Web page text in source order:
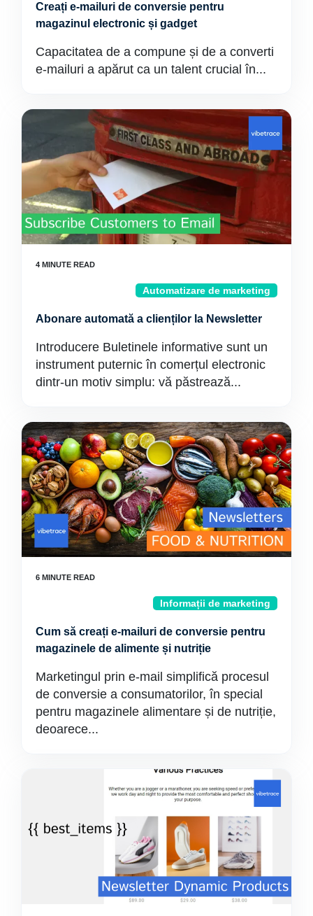
Creați e-mailuri de conversie pentru
magazinul electronic și gadget
Capacitatea de a compune și de a converti
e-mailuri a apărut ca un talent crucial în...
Automatizare de marketing
Abonare automată a clienților la Newsletter
Introducere Buletinele informative sunt un
instrument puternic în comerțul electronic
dintr-un motiv simplu: vă păstrează...
Informații de marketing
Cum să creați e-mailuri de conversie pentru
magazinele de alimente și nutriție
Marketingul prin e-mail simplifică procesul
de conversie a consumatorilor, în special
pentru magazinele alimentare și de nutriție,
deoarece...